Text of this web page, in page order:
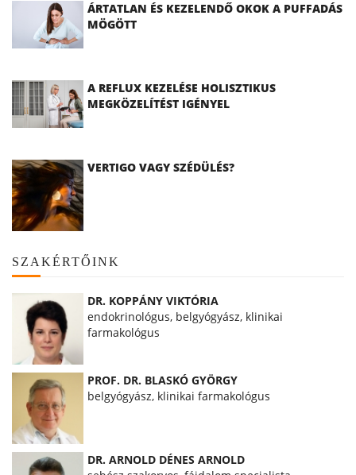
ÁRTATLAN ÉS KEZELENDŐ OKOK A PUFFADÁS
MÖGÖTT
A REFLUX KEZELÉSE HOLISZTIKUS
MEGKÖZELÍTÉST IGÉNYEL
VERTIGO VAGY SZÉDÜLÉS?
SZAKÉRTŐINK
DR. KOPPÁNY VIKTÓRIA
endokrinológus, belgyógyász, klinikai
farmakológus
PROF. DR. BLASKÓ GYÖRGY
belgyógyász, klinikai farmakológus
DR. ARNOLD DÉNES ARNOLD